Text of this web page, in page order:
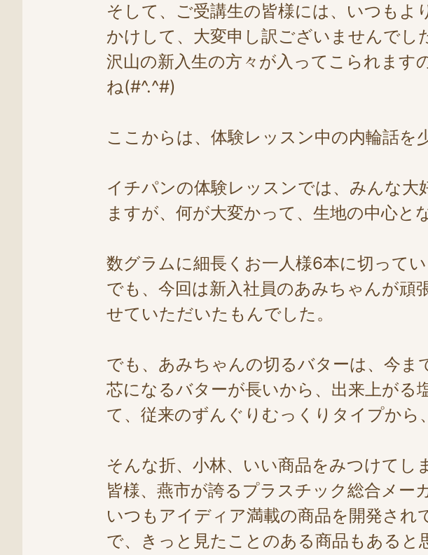
そして、ご受講生の皆様には、いつも
かけして、大変申し訳ございませんでし
沢山の新入生の方々が入ってこられま
ね(#^.^#)
ここからは、体験レッスン中の内輪話を
イチパンの体験レッスンでは、みんな大
ますが、何が大変かって、生地の中心
数グラムに細長くお一人様6本に切って
でも、今回は新入社員のあみちゃんが頑
せていただいたもんでした。
でも、あみちゃんの切るバターは、今ま
芯になるバターが長いから、出来上がる
て、従来のずんぐりむっくりタイプか
そんな折、小林、いい商品をみつけてし
皆様、燕市が誇るプラスチック総合メー
いつもアイディア満載の商品を開発さ
で、きっと見たことのある商品もある